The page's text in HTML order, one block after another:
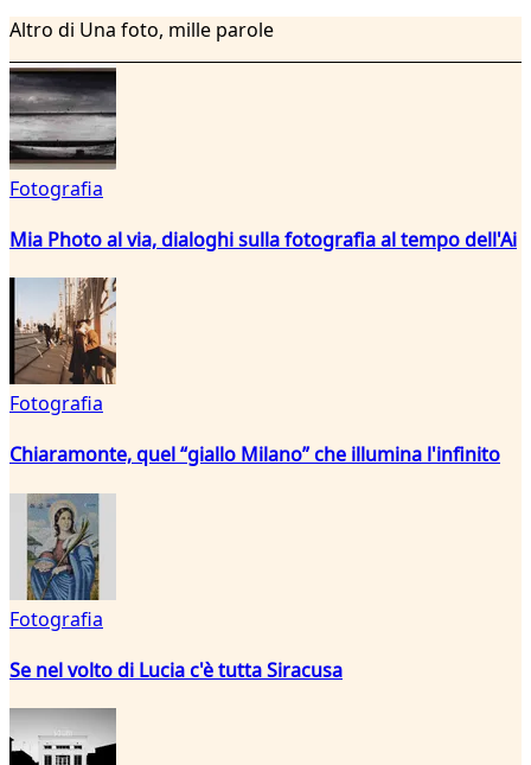
Altro di Una foto, mille parole
Fotografia
Mia Photo al via, dialoghi sulla fotografia al tempo dell'Ai
Fotografia
Chiaramonte, quel “giallo Milano” che illumina l'infinito
Fotografia
Se nel volto di Lucia c'è tutta Siracusa